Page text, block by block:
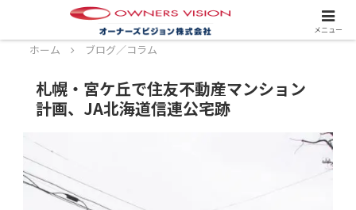
スタッフ募集中！詳しくはこちら！
ホーム ブログ／コラム
札幌・宮ケ丘で住友不動産マンション
計画、JA北海道信連公宅跡
メニュー